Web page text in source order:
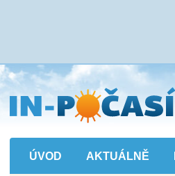
Přejít
na
hlavní
obsah
ÚVOD AKTUÁLNĚ